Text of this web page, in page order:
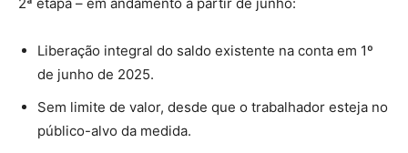
Liberação integral do saldo existente na conta em 1º
de junho de 2025.
Sem limite de valor, desde que o trabalhador esteja no
público-alvo da medida.